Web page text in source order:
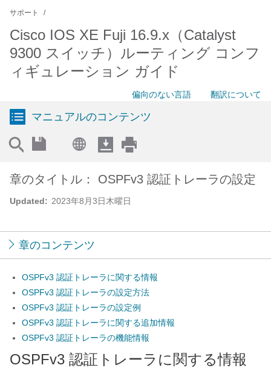
サポート
Cisco IOS XE Fuji 16.9.x（Catalyst
9300 スイッチ）ルーティング コンフ
ィギュレーション ガイド
偏向のない言語 翻訳について
マニュアルのコンテンツ
Updated: 2023年8月3日木曜日
章のタイトル： OSPFv3 認証トレーラの設定
章のコンテンツ
OSPFv3 認証トレーラに関する情報
OSPFv3 認証トレーラの設定方法
OSPFv3 認証トレーラの設定例
OSPFv3 認証トレーラに関する追加情報
OSPFv3 認証トレーラの機能情報
OSPFv3 認証トレーラに関する情報